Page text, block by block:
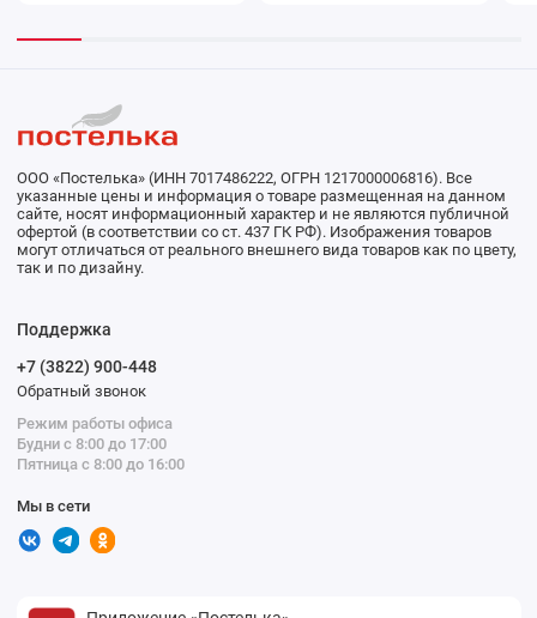
ООО «Постелька» (ИНН 7017486222, ОГРН 1217000006816). Все
указанные цены и информация о товаре размещенная на данном
сайте, носят информационный характер и не являются публичной
офертой (в соответствии со ст. 437 ГК РФ). Изображения товаров
могут отличаться от реального внешнего вида товаров как по цвету,
так и по дизайну.
Поддержка
+7 (3822) 900-448
Обратный звонок
Режим работы офиса
Будни с 8:00 до 17:00
Пятница с 8:00 до 16:00
Мы в сети